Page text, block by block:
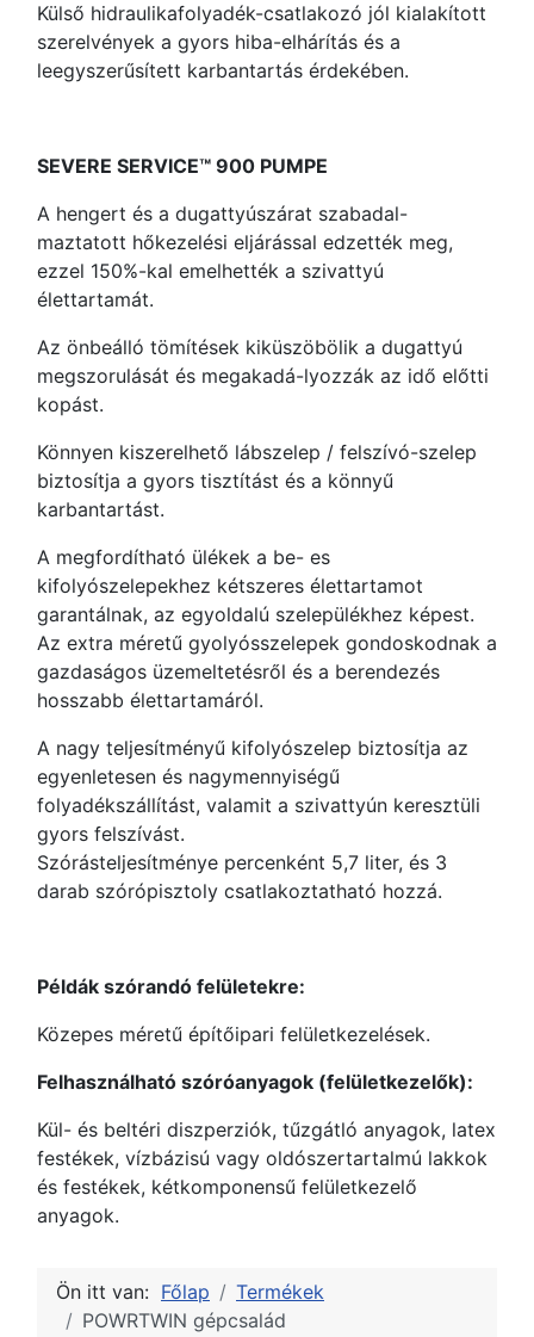
Külső hidraulikafolyadék-csatlakozó jól kialakított
szerelvények a gyors hiba-elhárítás és a
leegyszerűsített karbantartás érdekében.
SEVERE SERVICE™ 900 PUMPE
A hengert és a dugattyúszárat szabadal-
maztatott hőkezelési eljárással edzették meg,
ezzel 150%-kal emelhették a szivattyú
élettartamát.
Az önbeálló tömítések kiküszöbölik a dugattyú
megszorulását és megakadá-lyozzák az idő előtti
kopást.
Könnyen kiszerelhető lábszelep / felszívó-szelep
biztosítja a gyors tisztítást és a könnyű
karbantartást.
A megfordítható ülékek a be- es
kifolyószelepekhez kétszeres élettartamot
garantálnak, az egyoldalú szelepülékhez képest.
Az extra méretű gyolyósszelepek gondoskodnak a
gazdaságos üzemeltetésről és a berendezés
hosszabb élettartamáról.
A nagy teljesítményű kifolyószelep biztosítja az
egyenletesen és nagymennyiségű
folyadékszállítást, valamit a szivattyún keresztüli
gyors felszívást.
Szórásteljesítménye percenként 5,7 liter, és 3
darab szórópisztoly csatlakoztatható hozzá.
Példák szórandó felületekre:
Közepes méretű építőipari felületkezelések.
Felhasználható szóróanyagok (felületkezelők):
Kül- és beltéri diszperziók, tűzgátló anyagok, latex
festékek, vízbázisú vagy oldószertartalmú lakkok
és festékek, kétkomponensű felületkezelő
anyagok.
Ön itt van: Főlap
Termékek
POWRTWIN gépcsalád